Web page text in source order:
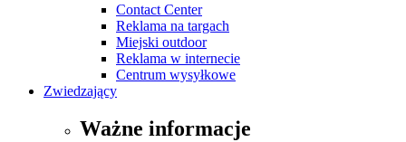
Contact Center
Reklama na targach
Miejski outdoor
Reklama w internecie
Centrum wysyłkowe
Zwiedzający
Ważne informacje